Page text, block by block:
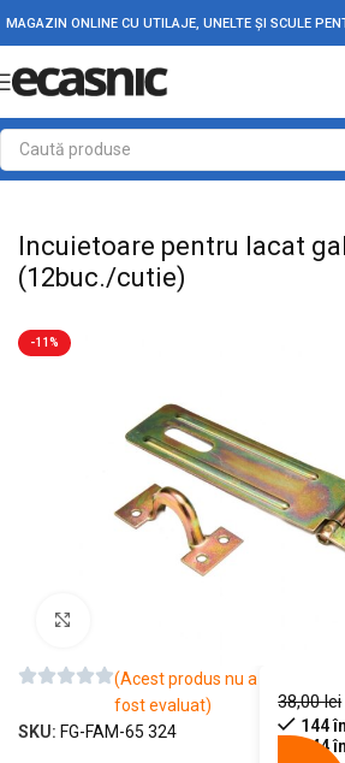
MAGAZIN ONLINE CU UTILAJE, UNELTE ȘI SCULE
Prima pagină Fără categorie
Incuietoare pentru lacat
(12buc./cutie)
-11%
(Acest produs nu a
fost evaluat)
SKU: FG-FAM-65 324
38,00lei
144
144